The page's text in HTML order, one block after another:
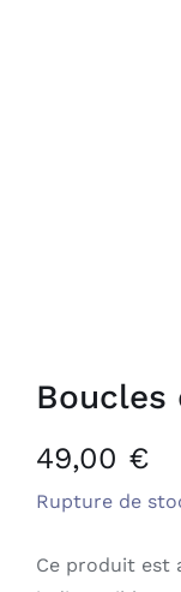
Boucles
49,00 €
Rupture de
Ce produit est